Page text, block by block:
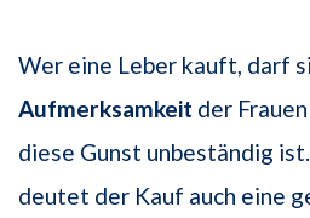
Wer eine Leber kauft, darf
Aufmerksamkeit der
diese Gunst unbeständig
deutet der Kauf auch eine